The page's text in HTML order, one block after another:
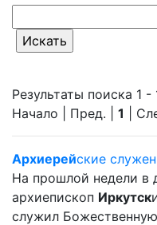
Результаты поиска 1 -
Начало | Пред. | 1 |
Архиерейские
На прошлой недели в
архиепископ Иркутск
служил